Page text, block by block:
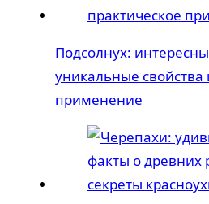
Подсолнух:
уникальные свойства
применение